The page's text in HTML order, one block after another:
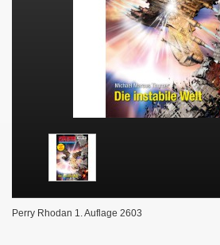
Perry Rhodan 1. Auflage 2603